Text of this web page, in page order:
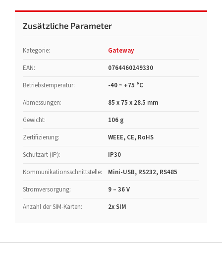
Zusätzliche Parameter
Kategorie:
Gateway
EAN:
0764460249330
Betriebstemperatur:
-40 ~ +75 °C
Abmessungen:
85 x 75 x 28.5 mm
Gewicht:
106 g
Zertifizierung:
WEEE, CE, RoHS
Schutzart (IP):
IP30
Kommunikationsschnittstelle:
Mini-USB, RS232, RS485
Stromversorgung:
9 – 36 V
Anzahl der SIM-Karten: 2x SIM